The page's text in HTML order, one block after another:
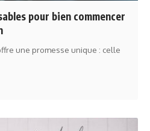
pour bien commencer
une promesse unique : celle